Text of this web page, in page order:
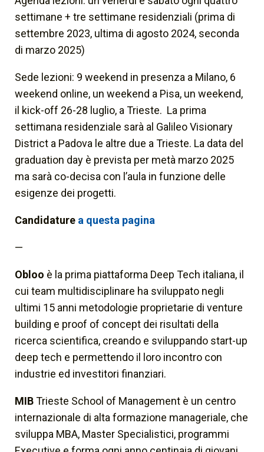
settimane + tre settimane residenziali (prima di
settembre 2023, ultima di agosto 2024, seconda
di marzo 2025)
Sede lezioni: 9 weekend in presenza a Milano, 6
weekend online, un weekend a Pisa, un weekend,
il kick-off 26-28 luglio, a Trieste. La prima
settimana residenziale sarà al Galileo Visionary
District a Padova le altre due a Trieste. La data del
graduation day è prevista per metà marzo 2025
ma sarà co-decisa con l’aula in funzione delle
esigenze dei progetti.
Candidature a questa pagina
—
Obloo è la prima piattaforma Deep Tech italiana, il
cui team multidisciplinare ha sviluppato negli
ultimi 15 anni metodologie proprietarie di venture
building e proof of concept dei risultati della
ricerca scientifica, creando e sviluppando start-up
deep tech e permettendo il loro incontro con
industrie ed investitori finanziari.
MIBTrieste School of Management è un centro
internazionale di alta formazione manageriale, che
sviluppa MBA, Master Specialistici, programmi